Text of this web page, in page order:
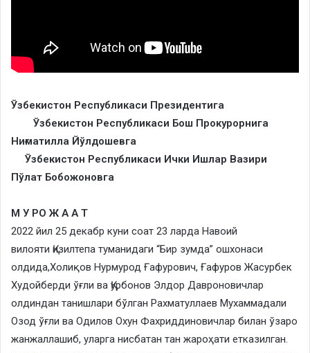
Ўзбекистон Республикаси Президентига
Ўзбекистон Республикаси Бош Прокурорнига
Ниғматилла Йўлдошевга
Ўзбекистон Республикаси Ички Ишлар Вазири
Пўлат Бобожоновга
М У РО Ж А А Т
2022 йил 25 декабр куни соат 23 ларда Навоий
вилояти Қизилтепа туманидаги “Бир зумда” ошхонаси
олдида,Холиқов Нурмурод Ғафурович, Ғафуров Жасурбек
Худойберди ўғли ва Қурбонов Элдор Давроновичлар
олдиндан танишлари бўлган Рахматуллаев Мухаммадали
Озод ўғли ва Одилов Охун Фахриддиновичлар билан ўзаро
жанжаллашиб, уларга нисбатан тан жароҳати етказилган.